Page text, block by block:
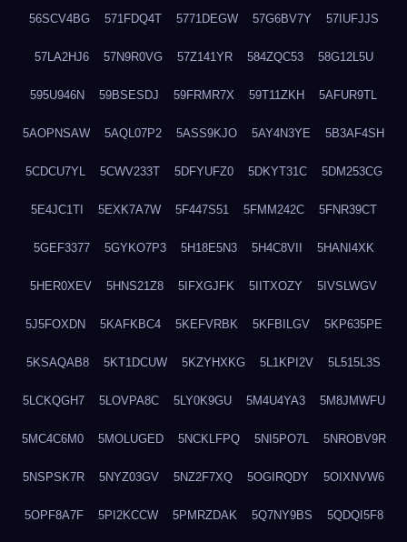
56SCV4BG 571FDQ4T 5771DEGW 57G6BV7Y 57IUFJJS
57LA2HJ6 57N9R0VG 57Z141YR 584ZQC53 58G12L5U
595U946N 59BSESDJ 59FRMR7X 59T11ZKH 5AFUR9TL
5AOPNSAW 5AQL07P2 5ASS9KJO 5AY4N3YE 5B3AF4SH
5CDCU7YL 5CWV233T 5DFYUFZ0 5DKYT31C 5DM253CG
5E4JC1TI 5EXK7A7W 5F447S51 5FMM242C 5FNR39CT
5GEF3377 5GYKO7P3 5H18E5N3 5H4C8VII 5HANI4XK
5HER0XEV 5HNS21Z8 5IFXGJFK 5IITXOZY 5IVSLWGV
5J5FOXDN 5KAFKBC4 5KEFVRBK 5KFBILGV 5KP635PE
5KSAQAB8 5KT1DCUW 5KZYHXKG 5L1KPI2V 5L515L3S
5LCKQGH7 5LOVPA8C 5LY0K9GU 5M4U4YA3 5M8JMWFU
5MC4C6M0 5MOLUGED 5NCKLFPQ 5NI5PO7L 5NROBV9R
5NSPSK7R 5NYZ03GV 5NZ2F7XQ 5OGIRQDY 5OIXNVW6
5OPF8A7F 5PI2KCCW 5PMRZDAK 5Q7NY9BS 5QDQI5F8